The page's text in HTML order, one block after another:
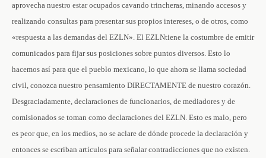
aprovecha nuestro estar ocupados cavando trincheras, minando accesos y
realizando consultas para presentar sus propios intereses, o de otros, como
«respuesta a las demandas del EZLN». El EZLNtiene la costumbre de emitir
comunicados para fijar sus posiciones sobre puntos diversos. Esto lo
hacemos así para que el pueblo mexicano, lo que ahora se llama sociedad
civil, conozca nuestro pensamiento DIRECTAMENTE de nuestro corazón.
Desgraciadamente, declaraciones de funcionarios, de mediadores y de
comisionados se toman como declaraciones del EZLN. Esto es malo, pero
es peor que, en los medios, no se aclare de dónde procede la declaración y
entonces se escriban artículos para señalar contradicciones que no existen.